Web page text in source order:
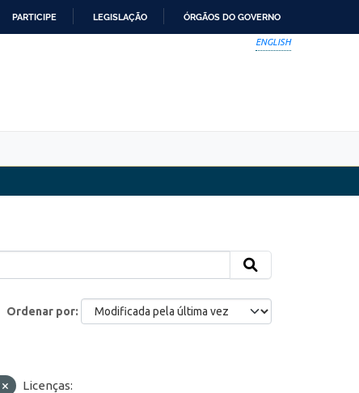
PARTICIPE LEGISLAÇÃO ÓRGÃOS DO GOVERNO
ENGLISH
Ordenar por
Licenças: